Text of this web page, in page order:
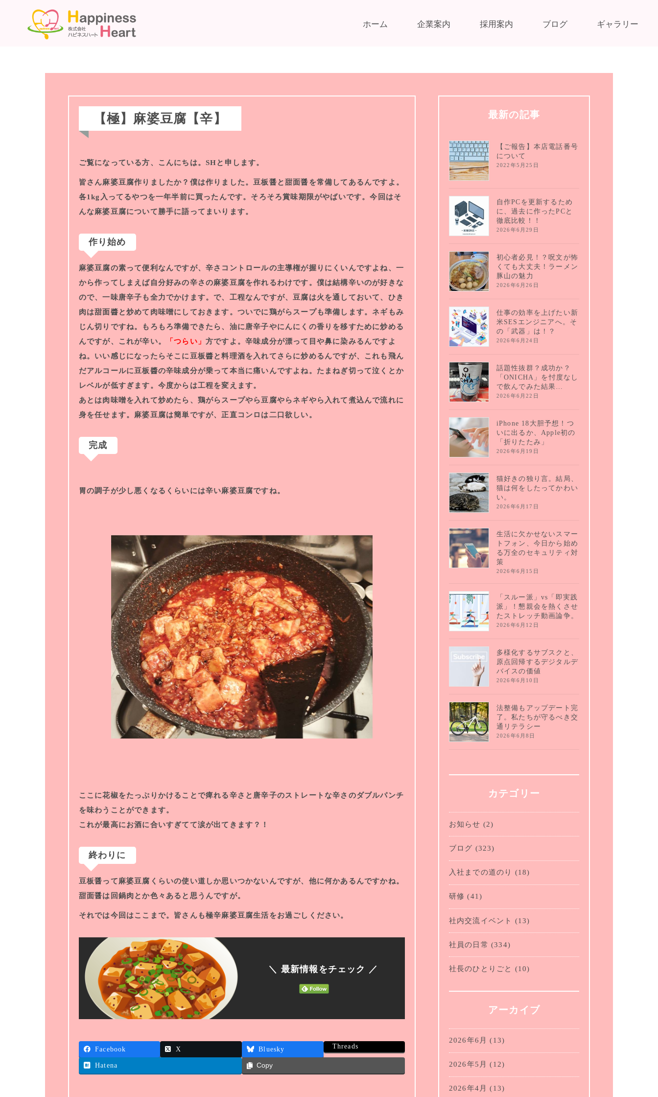
ホーム 企業案内 採用案内 ブログ ギャラリー
【極】麻婆豆腐【辛】
ご覧になっている方、こんにちは。SHと申します。
皆さん麻婆豆腐作りましたか？僕は作りました。豆板醤と甜面醤を常備してあるんですよ。
各1kg入ってるやつを一年半前に買ったんです。そろそろ賞味期限がやばいです。今回はそ
んな麻婆豆腐について勝手に語ってまいります。
作り始め
麻婆豆腐の素って便利なんですが、辛さコントロールの主導権が握りにくいんですよね、一
から作ってしまえば自分好みの辛さの麻婆豆腐を作れるわけです。僕は結構辛いのが好きな
ので、一味唐辛子も全力でかけます。で、工程なんですが、豆腐は火を通しておいて、ひき
肉は甜面醬と炒めて肉味噌にしておきます。ついでに鶏がらスープも準備します。ネギもみ
じん切りですね。もろもろ準備できたら、油に唐辛子やにんにくの香りを移すために炒める
んですが、これが辛い。
「つらい」 方ですよ。辛味成分が漂って目や鼻に染みるんですよ
ね。いい感じになったらそこに豆板醬と料理酒を入れてさらに炒めるんですが、これも飛ん
だアルコールに豆板醬の辛味成分が乗って本当に痛いんですよね。たまねぎ切って泣くとか
レベルが低すぎます。今度からは工程を変えます。
あとは肉味噌を入れて炒めたら、鶏がらスープやら豆腐やらネギやら入れて煮込んで流れに
身を任せます。麻婆豆腐は簡単ですが、正直コンロは二口欲しい。
完成
胃の調子が少し悪くなるくらいには辛い麻婆豆腐ですね。
ここに花椒をたっぷりかけることで痺れる辛さと唐辛子のストレートな辛さのダブルパンチ
を味わうことができます。
これが最高にお酒に合いすぎてて涙が出てきます？！
終わりに
豆板醤って麻婆豆腐くらいの使い道しか思いつかないんですが、他に何かあるんですかね。
甜面醤は回鍋肉とか色々あると思うんですが。
それでは今回はここまで。皆さんも極辛麻婆豆腐生活をお過ごしください。
＼ 最新情報をチェック ／
Facebook X Bluesky Threads
Hatena Copy
最新の記事
【ご報告】本店電話番号
について
2022年5月25日
自作PCを更新するため
に、過去に作ったPCと
徹底比較！！
2026年6月29日
初心者必見！？呪文が怖
くても大丈夫！ラーメン
豚山の魅力
2026年6月26日
仕事の効率を上げたい新
米SESエンジニアへ。そ
の「武器」は！？
2026年6月24日
話題性抜群？成功か？
「ONICHA」を忖度なし
で飲んでみた結果…
2026年6月22日
iPhone 18大胆予想！つ
いに出るか、Apple初の
「折りたたみ」
2026年6月19日
猫好きの独り言。結局、
猫は何をしたってかわい
い。
2026年6月17日
生活に欠かせないスマー
トフォン、今日から始め
る万全のセキュリティ対
策
2026年6月15日
「スルー派」vs「即実践
派」！懇親会を熱くさせ
たストレッチ動画論争。
2026年6月12日
多様化するサブスクと、
原点回帰するデジタルデ
バイスの価値
2026年6月10日
法整備もアップデート完
了。私たちが守るべき交
通リテラシー
2026年6月8日
カテゴリー
お知らせ (2)
ブログ (323)
入社までの道のり (18)
研修 (41)
社内交流イベント (13)
社員の日常 (334)
社長のひとりごと (10)
アーカイブ
2026年6月 (13)
2026年5月 (12)
2026年4月 (13)